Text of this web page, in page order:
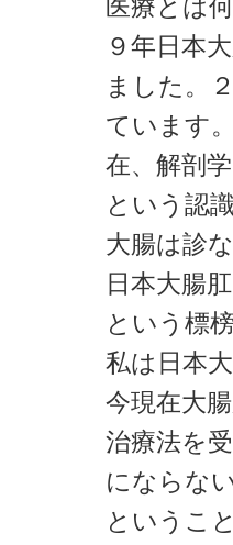
医療とは
９年日本
ました。
ています
在、解剖
という認
大腸は診
日本大腸
という標
私は日本
今現在大
治療法を
にならな
というこ